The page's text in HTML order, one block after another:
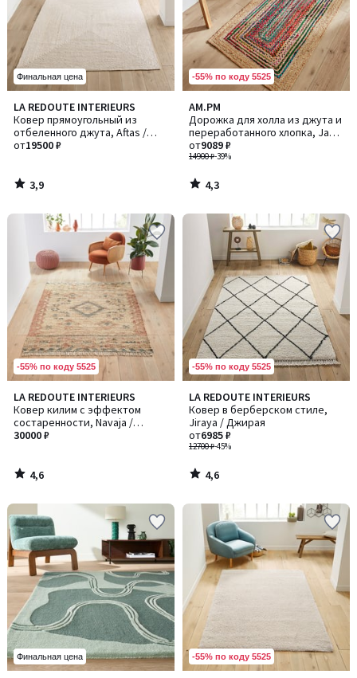
Финальная цена
LA REDOUTE INTERIEURS
Ковер прямоугольный из
отбеленного джута, Aftas /
Афтас
от19500 ₽
3,9
/ 5
3,9
/
-55% по коду 5525
AM.PM
Дорожка для холла из джута и
переработанного хлопка, Jaco
/ Джако
14900 ₽-39%
от9089 ₽
4,3
/ 5
4,3
/
-55% по коду 5525
LA REDOUTE INTERIEURS
Ковер килим с эффектом
состаренности, Navaja /
Наваха
30000 ₽
4,6
/ 5
4,6
/
-55% по коду 5525
LA REDOUTE INTERIEURS
Ковер в берберском стиле,
Jiraya / Джирая
12700 ₽-45%
от6985 ₽
4,6
/ 5
4,6
/
Финальная цена -55% по коду 5525